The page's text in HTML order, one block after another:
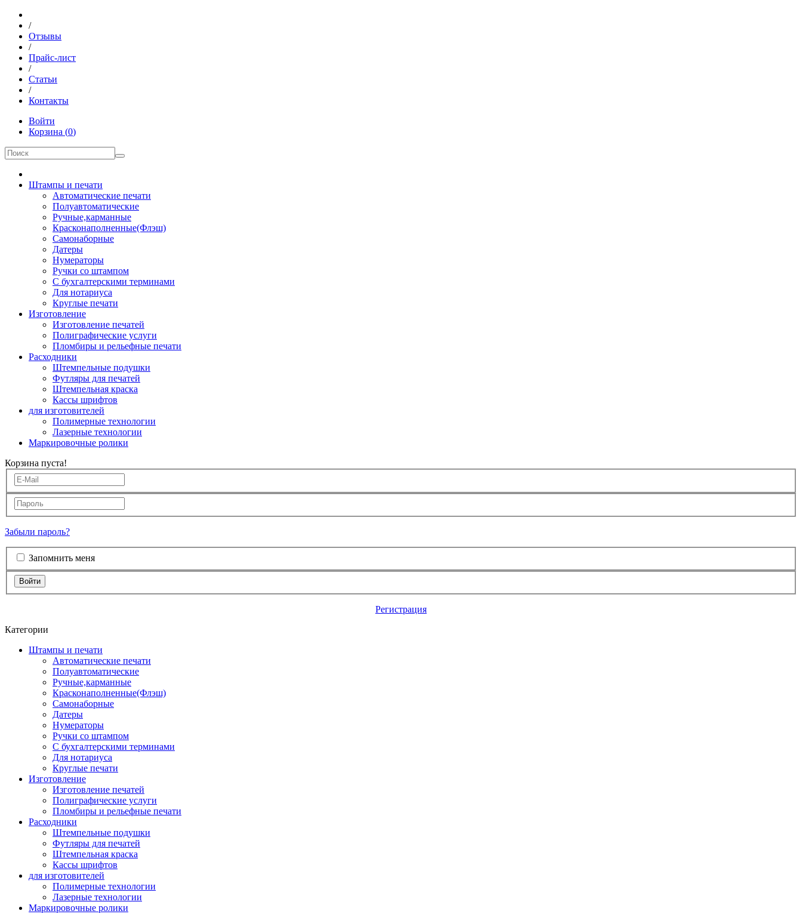
/
Отзывы
/
Прайс-лист
/
Статьи
/
Контакты
Войти
Корзина (0)
Штампы и печати
Автоматические печати
Полуавтоматические
Ручные,карманные
Красконаполненные(Флэш)
Самонаборные
Датеры
Нумераторы
Ручки со штампом
С бухгалтерскими терминами
Для нотариуса
Круглые печати
Изготовление
Изготовление печатей
Полиграфические услуги
Пломбиры и рельефные печати
Расходники
Штемпельные подушки
Футляры для печатей
Штемпельная краска
Кассы шрифтов
для изготовителей
Полимерные технологии
Лазерные технологии
Маркировочные ролики
Корзина пуста!
Забыли пароль?
Запомнить меня
Войти
Регистрация
Категории
Штампы и печати
Автоматические печати
Полуавтоматические
Ручные,карманные
Красконаполненные(Флэш)
Самонаборные
Датеры
Нумераторы
Ручки со штампом
С бухгалтерскими терминами
Для нотариуса
Круглые печати
Изготовление
Изготовление печатей
Полиграфические услуги
Пломбиры и рельефные печати
Расходники
Штемпельные подушки
Футляры для печатей
Штемпельная краска
Кассы шрифтов
для изготовителей
Полимерные технологии
Лазерные технологии
Маркировочные ролики